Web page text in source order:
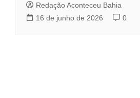
Redação Aconteceu Bahia
16 de junho de 2026
0